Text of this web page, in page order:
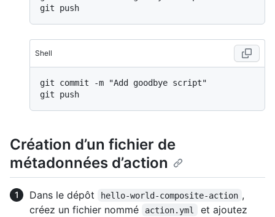
Shell
git commit -m "Add goodbye script"
Création d’un fichier de
métadonnées d’action
Dans le dépôt hello-world-composite-action ,
créez un fichier nommé
action.yml
et ajoutez